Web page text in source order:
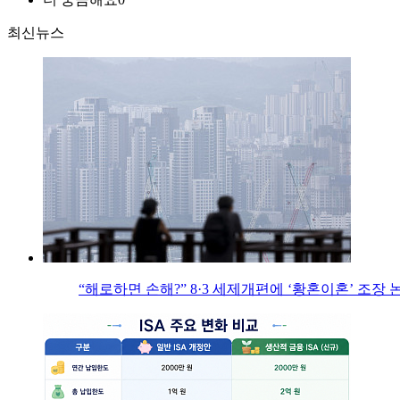
최신뉴스
“해로하면 손해?” 8·3 세제개편에 ‘황혼이혼’ 조장